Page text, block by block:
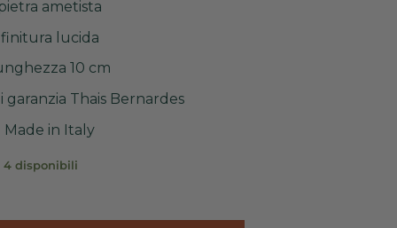
ametista
finitura lucida
10 cm
garanzia Thais Bernardes
Made in Italy
4 disponibili
quantità